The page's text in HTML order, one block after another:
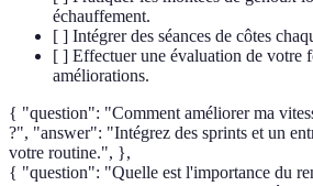
échauffement.
[ ] Intégrer des séances de côtes
[ ] Effectuer une évaluation de votre
améliorations.
{ "question": "Comment améliorer ma
?", "answer": "Intégrez des sprints et un
votre routine.", },
{ "question": "Quelle est l'importance du